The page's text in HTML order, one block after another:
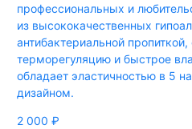
профессиональных и
из высококачественных
антибактериальной
терморегуляцию и быстрое
обладает эластичностью в 5
дизайном.
2 000 ₽